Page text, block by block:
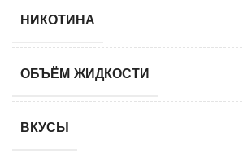
НИКОТИНА
ОБЪЁМ ЖИДКОСТИ
ВКУСЫ